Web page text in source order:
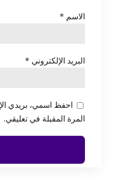
الاسم *
البريد الإلكتروني *
احفظ اسمي، بريدي
المرة المقبلة في تعليقي.